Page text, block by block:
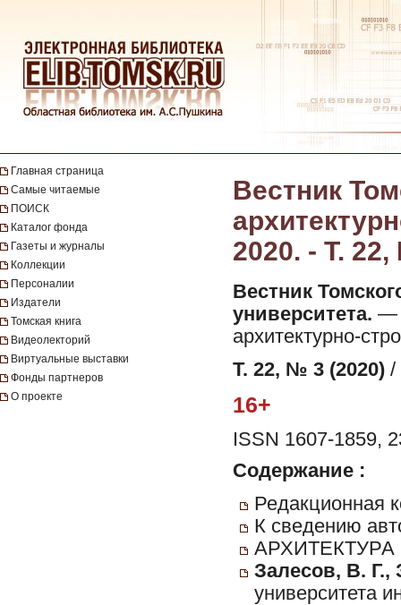
Главная страница
Самые читаемые
ПОИСК
Каталог фонда
Газеты и журналы
Коллекции
Персоналии
Издатели
Томская книга
Видеолекторий
Виртуальные выставки
Фонды партнеров
О проекте
Вестник
2020. - Т.
Вестник
университета. —
архитектурно-
Т. 22, № 3 (2020) /
16+
ISSN 1607-1859,
Содержание :
Редакционная
К сведению
Залесов, В. Г.,
университета